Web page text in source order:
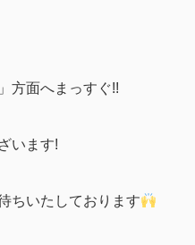
方面へまっすぐ!!
います!
ちいたしております